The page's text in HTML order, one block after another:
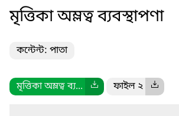
মৃত্তিকা অম্লত্ব ব্যবস্থাপণা
কন্টেন্ট: পাতা
মৃত্তিকা অম্লত্ব ব্য... ফাইল ২